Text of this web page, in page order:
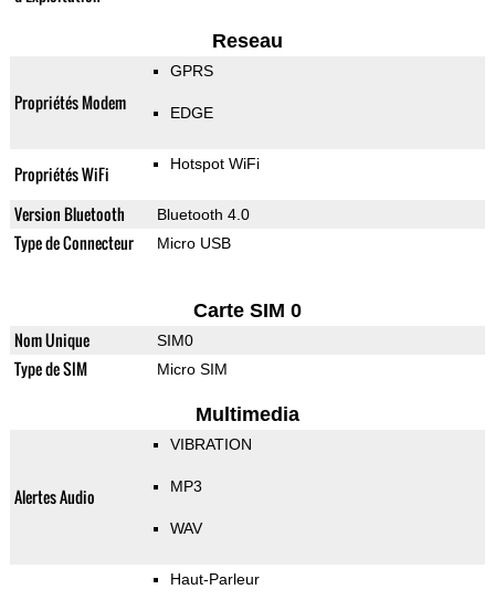
Reseau
Propriétés Modem
GPRS
EDGE
Propriétés WiFi Hotspot WiFi
Version Bluetooth Bluetooth 4.0
Type de Connecteur Micro USB
Carte SIM 0
Nom Unique SIM0
Type de SIM Micro SIM
Multimedia
Alertes Audio
VIBRATION
MP3
WAV
Haut-Parleur